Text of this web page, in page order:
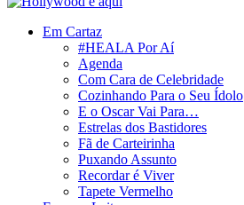
Em Cartaz
#HEALA Por Aí
Agenda
Com Cara de Celebridade
Cozinhando Para o Seu Ídolo
E o Oscar Vai Para…
Estrelas dos Bastidores
Fã de Carteirinha
Puxando Assunto
Recordar é Viver
Tapete Vermelho